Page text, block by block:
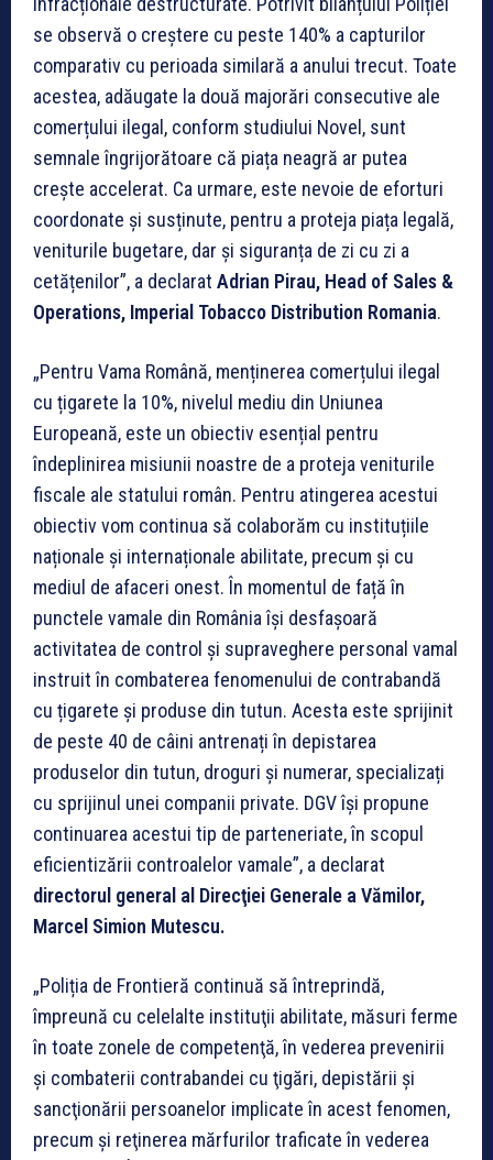
se observă o creștere cu peste 140% a capturilor
comparativ cu perioada similară a anului trecut. Toate
acestea, adăugate la două majorări consecutive ale
comerțului ilegal, conform studiului Novel, sunt
semnale îngrijorătoare că piața neagră ar putea
crește accelerat. Ca urmare, este nevoie de eforturi
coordonate și susținute, pentru a proteja piața legală,
veniturile bugetare, dar și siguranța de zi cu zi a
cetățenilor”, a declarat Adrian Pirau, Head of Sales &
Operations, Imperial Tobacco Distribution Romania.
„Pentru Vama Română, menținerea comerțului ilegal
cu țigarete la 10%, nivelul mediu din Uniunea
Europeană, este un obiectiv esențial pentru
îndeplinirea misiunii noastre de a proteja veniturile
fiscale ale statului român. Pentru atingerea acestui
obiectiv vom continua să colaborăm cu instituțiile
naționale și internaționale abilitate, precum și cu
mediul de afaceri onest. În momentul de față în
punctele vamale din România își desfașoară
activitatea de control și supraveghere personal vamal
instruit în combaterea fenomenului de contrabandă
cu țigarete și produse din tutun. Acesta este sprijinit
de peste 40 de câini antrenați în depistarea
produselor din tutun, droguri și numerar, specializați
cu sprijinul unei companii private. DGV își propune
continuarea acestui tip de parteneriate, în scopul
eficientizării controalelor vamale”, a declarat
directorul general al Direcţiei Generale a Vămilor,
Marcel Simion Mutescu.
„Poliția de Frontieră continuă să întreprindă,
împreună cu celelalte instituţii abilitate, măsuri ferme
în toate zonele de competenţă, în vederea prevenirii
şi combaterii contrabandei cu ţigări, depistării şi
sancţionării persoanelor implicate în acest fenomen,
precum şi reţinerea mărfurilor traficate în vederea